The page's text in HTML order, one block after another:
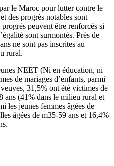
le Maroc pour lutter contre le
des progrès notables sont
progrès peuvent être renforcés si
sont surmontés. Près de
ne sont pas inscrites au
rural.
NEET (Ni en éducation, ni
de mariages d’enfants, parmi
31,5% ont été victimes de
ans (41% dans le milieu rural et
les jeunes femmes âgées de
âgées de m35-59 ans et 16,4%